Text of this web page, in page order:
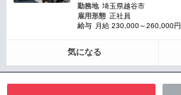
勤務地 埼玉県越谷市
雇用形態 正社員
給与
月給 230,000～260,000円
気になる